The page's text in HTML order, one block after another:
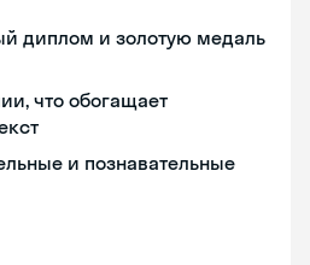
диплом и золотую медаль
что обогащает
и познавательные